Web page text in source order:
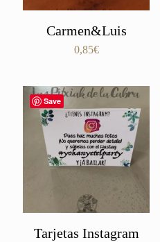
Carmen&Luis
0,85€
Save
Tarjetas Instagram